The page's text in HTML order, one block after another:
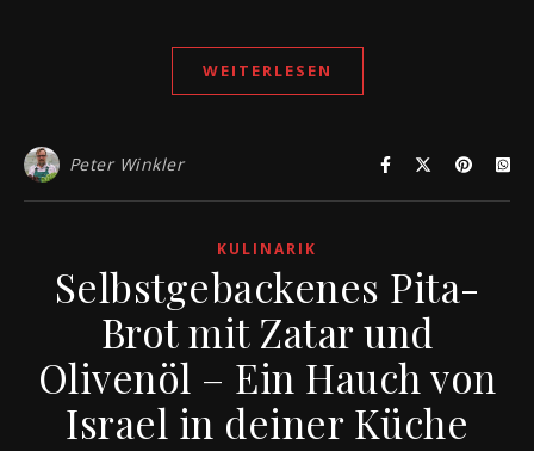
WEITERLESEN
Peter Winkler
KULINARIK
Selbstgebackenes Pita-
Brot mit Zatar und
Olivenöl – Ein Hauch von
Israel in deiner Küche